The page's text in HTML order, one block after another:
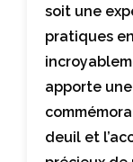
soit une
pratiques
apporte
deuil et